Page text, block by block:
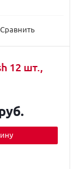
Сравнить
12 шт.,